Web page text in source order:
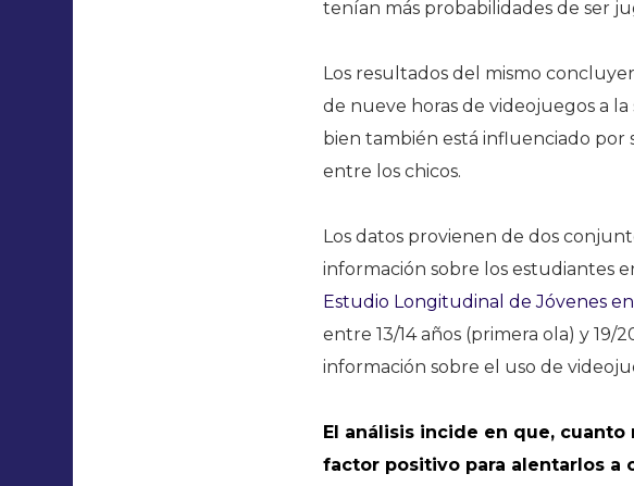
tenían más probabilidades de ser
Los resultados del mismo
de nueve horas de videojuegos a
bien también está influenciado por
entre los chicos.
Los datos provienen de dos
información sobre los estudiantes
Estudio Longitudinal de Jóvenes
entre 13/14 años (primera ola) y
información sobre el uso de
El análisis incide en que,
factor positivo para alentarlos a